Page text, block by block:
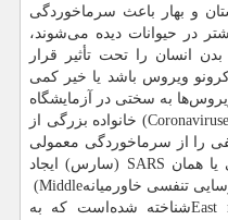
و بهار باعث سرماخوردگی
در حیوانات دیده می‌شوند،
انسان را تحت تأثیر قرار
ویروس باشد یا خیر کمی
به سختی در آزمایشگاه
خانواده بزرگی از
را از سرماخوردگی معمولی
همان SARS (سارس) ایجاد
تنفسی خاورمیانه(Middle
Eastشناخته شده‌است که به